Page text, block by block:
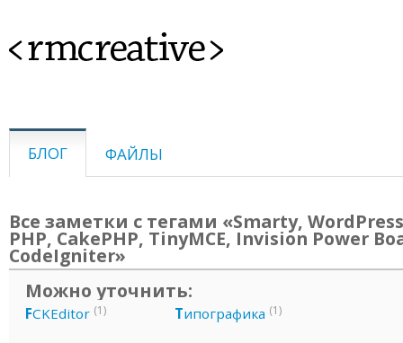
<rmcreative>
БЛОГ ФАЙЛЫ
Все заметки с тегами «Smarty,
PHP, CakePHP, TinyMCE, Invision Power
CodeIgniter»
Можно уточнить:
FCKEditor (1) Типографика (1)